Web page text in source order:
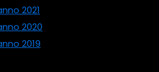
2021
2020
2019